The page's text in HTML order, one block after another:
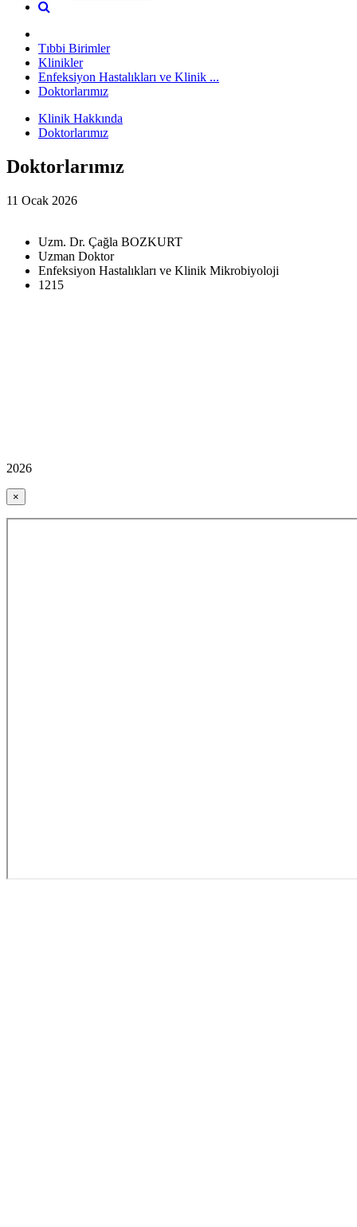
Tıbbi Birimler
Klinikler
Enfeksiyon Hastalıkları ve Klinik ...
Doktorlarımız
Klinik Hakkında
Doktorlarımız
Doktorlarımız
11 Ocak 2026
Uzm. Dr. Çağla BOZKURT
Uzman Doktor
Enfeksiyon Hastalıkları ve Klinik Mikrobiyoloji
1215
2026
×